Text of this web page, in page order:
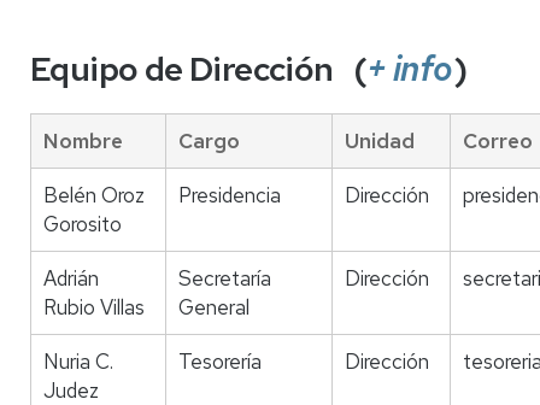
Equipo de Dirección (+ info)
Nombre Cargo Unidad Correo
Belén Oroz
Gorosito
Presidencia Dirección
Adrián
Rubio Villas
Secretaría
General
Dirección
Nuria C.
Judez
Tesorería Dirección